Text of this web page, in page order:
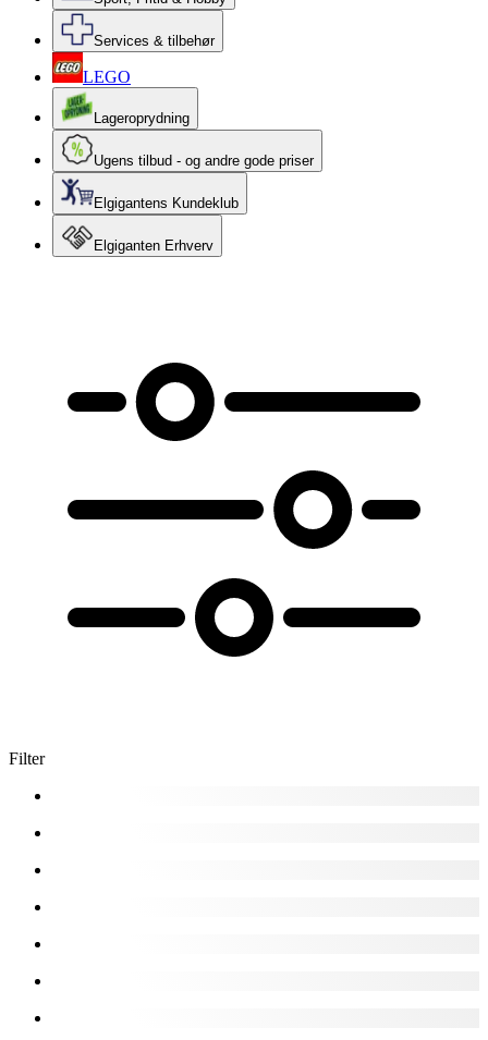
Services & tilbehør
LEGO
Lageroprydning
Ugens tilbud - og andre gode priser
Elgigantens Kundeklub
Elgiganten Erhverv
Filter